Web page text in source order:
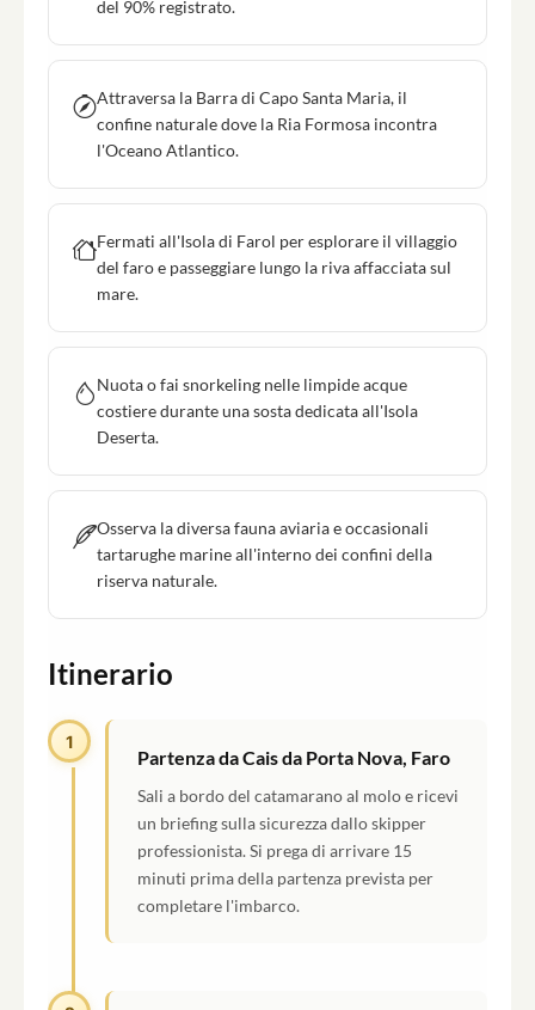
del 90% registrato.
Attraversa la Barra di Capo Santa Maria, il
confine naturale dove la Ria Formosa incontra
l'Oceano Atlantico.
Fermati all'Isola di Farol per esplorare il villaggio
del faro e passeggiare lungo la riva affacciata sul
mare.
Nuota o fai snorkeling nelle limpide acque
costiere durante una sosta dedicata all'Isola
Deserta.
Osserva la diversa fauna aviaria e occasionali
tartarughe marine all'interno dei confini della
riserva naturale.
Itinerario
1
Partenza da Cais da Porta Nova, Faro
Sali a bordo del catamarano al molo e ricevi
un briefing sulla sicurezza dallo skipper
professionista. Si prega di arrivare 15
minuti prima della partenza prevista per
completare l'imbarco.